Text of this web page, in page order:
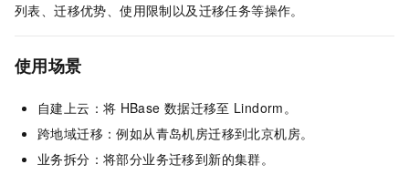
列表、迁移优势、使用限制以及迁移任务等操作。
使用场景
自建上云：将 HBase 数据迁移至 Lindorm。
跨地域迁移：例如从青岛机房迁移到北京机房。
业务拆分：将部分业务迁移到新的集群。